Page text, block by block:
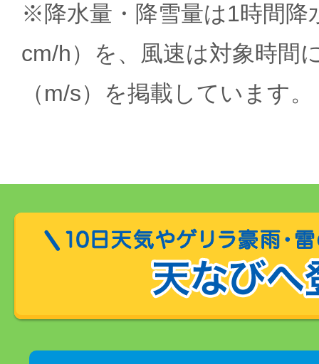
※降水量・降雪量は1時間降
cm/h）を、風速は対象時間
（m/s）を掲載しています。